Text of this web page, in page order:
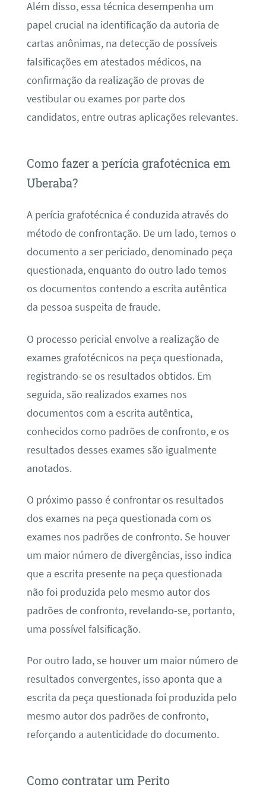
Além disso, essa técnica desempenha um
papel crucial na identificação da autoria de
cartas anônimas, na detecção de possíveis
falsificações em atestados médicos, na
confirmação da realização de provas de
vestibular ou exames por parte dos
candidatos, entre outras aplicações relevantes.
Como fazer a perícia grafotécnica em
Uberaba?
A perícia grafotécnica é conduzida através do
método de confrontação. De um lado, temos o
documento a ser periciado, denominado peça
questionada, enquanto do outro lado temos
os documentos contendo a escrita autêntica
da pessoa suspeita de fraude.
O processo pericial envolve a realização de
exames grafotécnicos na peça questionada,
registrando-se os resultados obtidos. Em
seguida, são realizados exames nos
documentos com a escrita autêntica,
conhecidos como padrões de confronto, e os
resultados desses exames são igualmente
anotados.
O próximo passo é confrontar os resultados
dos exames na peça questionada com os
exames nos padrões de confronto. Se houver
um maior número de divergências, isso indica
que a escrita presente na peça questionada
não foi produzida pelo mesmo autor dos
padrões de confronto, revelando-se, portanto,
uma possível falsificação.
Por outro lado, se houver um maior número de
resultados convergentes, isso aponta que a
escrita da peça questionada foi produzida pelo
mesmo autor dos padrões de confronto,
reforçando a autenticidade do documento.
Como contratar um Perito